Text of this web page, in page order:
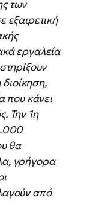
των
εξαιρετική
εργαλεία
που κάνει
Την 1η
θα
γρήγορα
από